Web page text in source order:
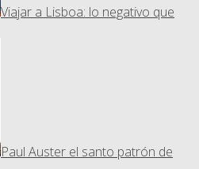
Viajar a Lisboa: lo negativo que
Paul Auster el santo patrón de